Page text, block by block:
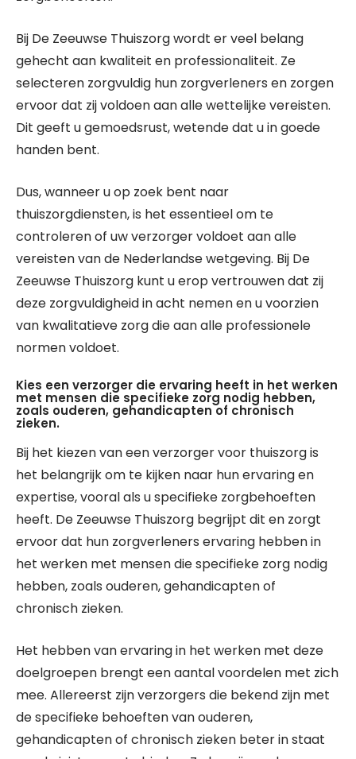
Bij De Zeeuwse Thuiszorg wordt er veel belang
gehecht aan kwaliteit en professionaliteit. Ze
selecteren zorgvuldig hun zorgverleners en zorgen
ervoor dat zij voldoen aan alle wettelijke vereisten.
Dit geeft u gemoedsrust, wetende dat u in goede
handen bent.
Dus, wanneer u op zoek bent naar
thuiszorgdiensten, is het essentieel om te
controleren of uw verzorger voldoet aan alle
vereisten van de Nederlandse wetgeving. Bij De
Zeeuwse Thuiszorg kunt u erop vertrouwen dat zij
deze zorgvuldigheid in acht nemen en u voorzien
van kwalitatieve zorg die aan alle professionele
normen voldoet.
Kies een verzorger die ervaring heeft in het werken
met mensen die specifieke zorg nodig hebben,
zoals ouderen, gehandicapten of chronisch
zieken.
Bij het kiezen van een verzorger voor thuiszorg is
het belangrijk om te kijken naar hun ervaring en
expertise, vooral als u specifieke zorgbehoeften
heeft. De Zeeuwse Thuiszorg begrijpt dit en zorgt
ervoor dat hun zorgverleners ervaring hebben in
het werken met mensen die specifieke zorg nodig
hebben, zoals ouderen, gehandicapten of
chronisch zieken.
Het hebben van ervaring in het werken met deze
doelgroepen brengt een aantal voordelen met zich
mee. Allereerst zijn verzorgers die bekend zijn met
de specifieke behoeften van ouderen,
gehandicapten of chronisch zieken beter in staat